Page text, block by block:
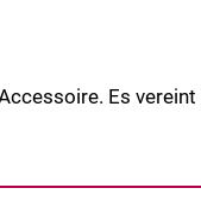
Es vereint